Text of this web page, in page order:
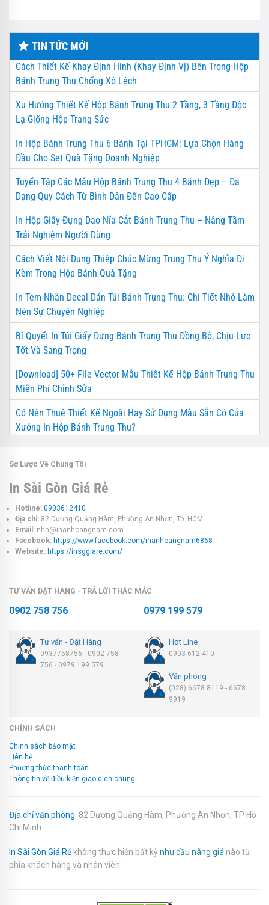
TIN TỨC MỚI
Cách Thiết Kế Khay Định Hình (Khay Định Vị) Bên Trong Hộp
Bánh Trung Thu Chống Xô Lệch
Xu Hướng Thiết Kế Hộp Bánh Trung Thu 2 Tầng, 3 Tầng Độc
Lạ Giống Hộp Trang Sức
In Hộp Bánh Trung Thu 6 Bánh Tại TPHCM: Lựa Chọn Hàng
Đầu Cho Set Quà Tặng Doanh Nghiệp
Tuyển Tập Các Mẫu Hộp Bánh Trung Thu 4 Bánh Đẹp – Đa
Dạng Quy Cách Từ Bình Dân Đến Cao Cấp
In Hộp Giấy Đựng Dao Nĩa Cắt Bánh Trung Thu – Nâng Tầm
Trải Nghiệm Người Dùng
Cách Viết Nội Dung Thiệp Chúc Mừng Trung Thu Ý Nghĩa Đi
Kèm Trong Hộp Bánh Quà Tặng
In Tem Nhãn Decal Dán Túi Bánh Trung Thu: Chi Tiết Nhỏ Làm
Nên Sự Chuyên Nghiệp
Bí Quyết In Túi Giấy Đựng Bánh Trung Thu Đồng Bộ, Chịu Lực
Tốt Và Sang Trọng
[Download] 50+ File Vector Mẫu Thiết Kế Hộp Bánh Trung Thu
Miễn Phí Chỉnh Sửa
Có Nên Thuê Thiết Kế Ngoài Hay Sử Dụng Mẫu Sẵn Có Của
Xưởng In Hộp Bánh Trung Thu?
Sơ Lược Về Chúng Tôi
In Sài Gòn Giá Rẻ
Hotline: 0903612410
Địa chỉ: 82 Dương Quảng Hàm, Phường An Nhơn, Tp. HCM
Email: nhn@inanhoangnam.com
Facebook: https://www.facebook.com/inanhoangnam6868
Website: https://insggiare.com/
TƯ VẤN ĐẶT HÀNG - TRẢ LỜI THẮC MẮC
0902 758 756 0979 199 579
Tư vấn - Đặt Hàng
0937758756 - 0902 758
756 - 0979 199 579
Hot Line
0903 612 410
Văn phòng
(028) 6678 8119 - 6678
9919
CHÍNH SÁCH
Chính sách bảo mật
Liên hệ
Phương thức thanh toán
Thông tin về điều kiện giao dịch chung
Địa chỉ văn phòng: 82 Dương Quảng Hàm, Phường An Nhơn, TP Hồ
Chí Minh.
In Sài Gòn Giá Rẻ không thực hiện bất kỳ nhu cầu nâng giá nào từ
phia khách hàng và nhân viên.